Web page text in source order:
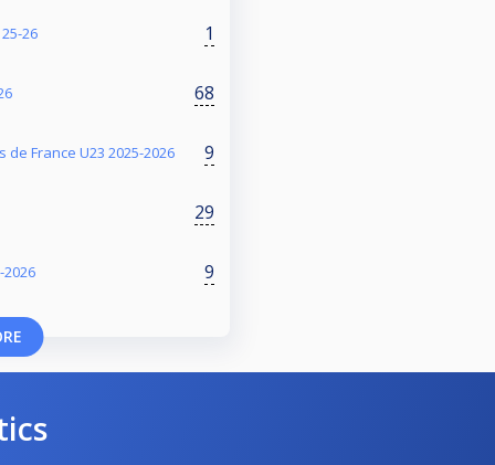
25-26 1
68
France U23 2025-2026 9
29
2026 9